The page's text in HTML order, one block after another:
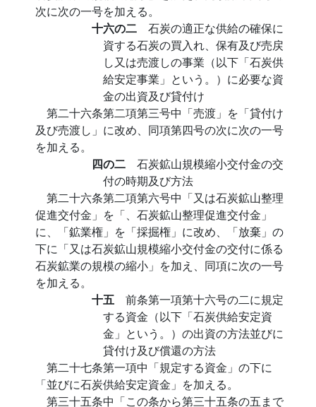
次に次の一号を加える。
十六の二 石炭の適正な供給の確保に
資する石炭の買入れ、保有及び売戻
し又は売渡しの事業（以下「石炭供
給安定事業」という。）に必要な資
金の出資及び貸付け
第二十六条第二項第三号中「売渡」を「貸付け
及び売渡し」に改め、同項第四号の次に次の一号
を加える。
四の二 石炭鉱山規模縮小交付金の交
付の時期及び方法
第二十六条第二項第六号中「又は石炭鉱山整理
促進交付金」を「、石炭鉱山整理促進交付金」
に、「鉱業権」を「採掘権」に改め、「放棄」の
下に「又は石炭鉱山規模縮小交付金の交付に係る
石炭鉱業の規模の縮小」を加え、同項に次の一号
を加える。
十五 前条第一項第十六号の二に規定
する資金（以下「石炭供給安定資
金」という。）の出資の方法並びに
貸付け及び償還の方法
第二十七条第一項中「規定する資金」の下に
「並びに石炭供給安定資金」を加える。
第三十五条中「この条から第三十五条の五まで